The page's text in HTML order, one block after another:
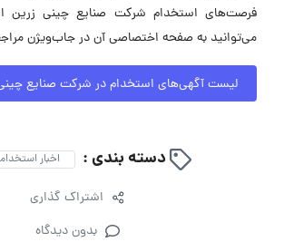
فرصت‌های استخدام شرکت صنایع چینی زرین
می‌توانید به صفحه اختصاصی آن در جاب‌ویژن
لیست آگهی‌های استخدام در شرکت صنایع چینی
دسته بندی : اخبار
اشتراک گذاری
بدون دیدگاه